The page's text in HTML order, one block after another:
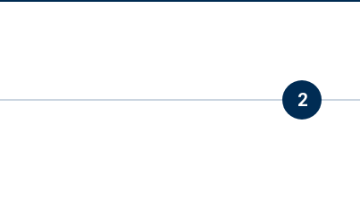
2